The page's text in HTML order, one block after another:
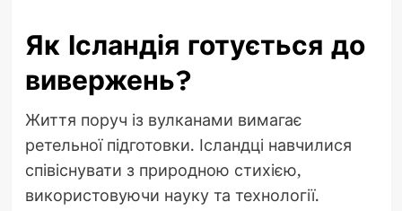
Як Ісландія готується до
вивержень?
Життя поруч із вулканами вимагає
ретельної підготовки. Ісландці навчилися
співіснувати з природною стихією,
використовуючи науку та технології.